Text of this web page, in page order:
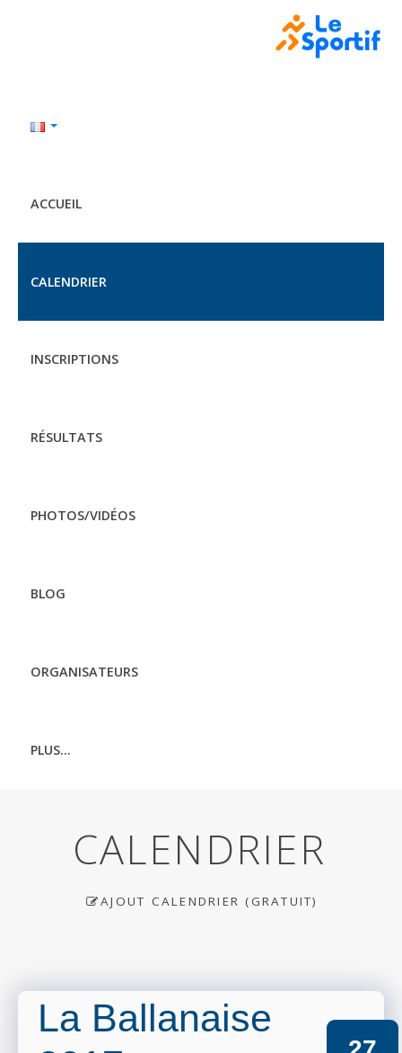
ACCUEIL
CALENDRIER
INSCRIPTIONS
RÉSULTATS
PHOTOS/VIDÉOS
BLOG
ORGANISATEURS
PLUS...
CALENDRIER
AJOUT CALENDRIER (GRATUIT)
La Ballanaise